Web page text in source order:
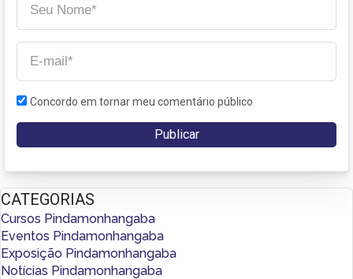
Concordo em tornar meu comentário público
CATEGORIAS
Cursos Pindamonhangaba
Eventos Pindamonhangaba
Exposição Pindamonhangaba
Notícias Pindamonhangaba